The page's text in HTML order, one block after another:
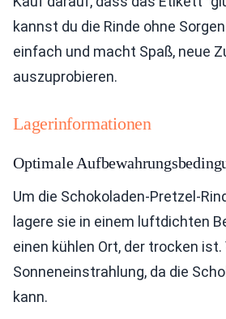
kannst du die Rinde ohne
einfach und macht Spaß, neue
auszuprobieren.
Lagerinformationen
Optimale
Um die Schokoladen-Pretzel-
lagere sie in einem luftdichten
einen kühlen Ort, der trocken
Sonneneinstrahlung, da die
kann.